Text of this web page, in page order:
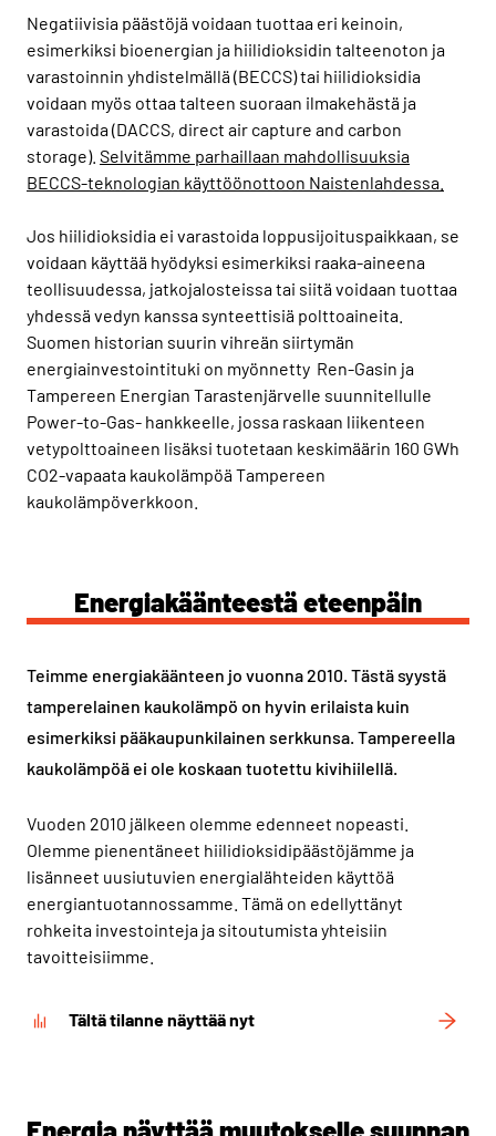
Negatiivisia päästöjä voidaan tuottaa eri keinoin,
esimerkiksi bioenergian ja hiilidioksidin talteenoton ja
varastoinnin yhdistelmällä (BECCS) tai hiilidioksidia
voidaan myös ottaa talteen suoraan ilmakehästä ja
varastoida (DACCS, direct air capture and carbon
storage). Selvitämme parhaillaan mahdollisuuksia
BECCS-teknologian käyttöönottoon Naistenlahdessa.
Jos hiilidioksidia ei varastoida loppusijoituspaikkaan, se
voidaan käyttää hyödyksi esimerkiksi raaka-aineena
teollisuudessa, jatkojalosteissa tai siitä voidaan tuottaa
yhdessä vedyn kanssa synteettisiä polttoaineita.
Suomen historian suurin vihreän siirtymän
energiainvestointituki on myönnetty Ren-Gasin ja
Tampereen Energian Tarastenjärvelle suunnitellulle
Power-to-Gas- hankkeelle, jossa raskaan liikenteen
vetypolttoaineen lisäksi tuotetaan keskimäärin 160 GWh
CO2-vapaata kaukolämpöä Tampereen
kaukolämpöverkkoon.
Energiakäänteestä eteenpäin
Teimme energiakäänteen jo vuonna 2010. Tästä syystä
tamperelainen kaukolämpö on hyvin erilaista kuin
esimerkiksi pääkaupunkilainen serkkunsa. Tampereella
kaukolämpöä ei ole koskaan tuotettu kivihiilellä.
Vuoden 2010 jälkeen olemme edenneet nopeasti.
Olemme pienentäneet hiilidioksidipäästöjämme ja
lisänneet uusiutuvien energialähteiden käyttöä
energiantuotannossamme. Tämä on edellyttänyt
rohkeita investointeja ja sitoutumista yhteisiin
tavoitteisiimme.
Tältä tilanne näyttää nyt
Energia näyttää muutokselle suunnan